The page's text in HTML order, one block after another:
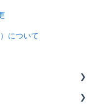
について